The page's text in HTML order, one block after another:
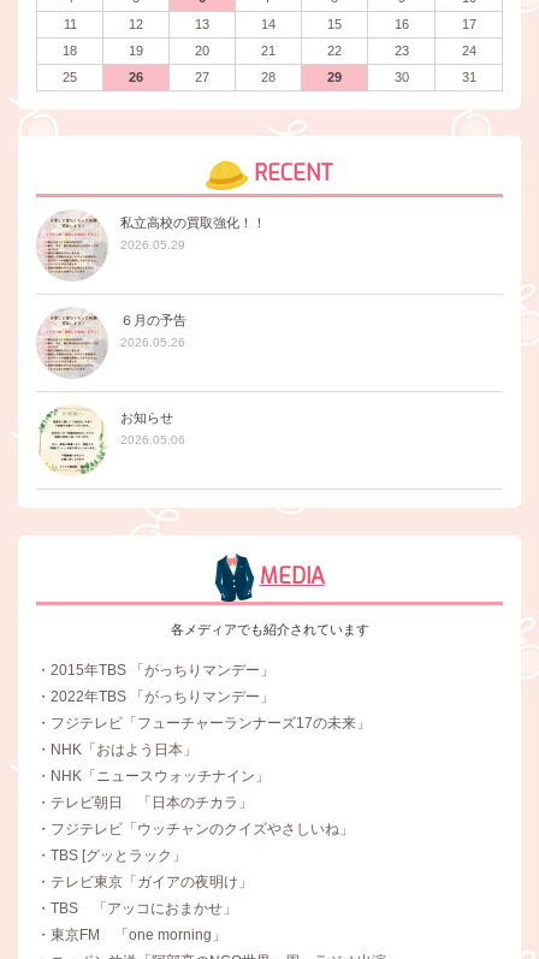
11
12 13 14 15 16
17
18
19 20 21 22 23
24
25
26 27 28 29 30 31
RECENT
私立高校の買取強化！！
2026.05.29
６月の予告
2026.05.26
お知らせ
2026.05.06
MEDIA
各メディアでも紹介されています
・2015年TBS 「がっちりマンデー」
・2022年TBS 「がっちりマンデー」
・フジテレビ「フューチャーランナーズ17の未来」
・NHK「おはよう日本」
・NHK「ニュースウォッチナイン」
・テレビ朝日 「日本のチカラ」
・フジテレビ「ウッチャンのクイズやさしいね」
・TBS [グッとラック」
・テレビ東京「ガイアの夜明け」
・TBS 「アッコにおまかせ」
・東京FM 「one morning」